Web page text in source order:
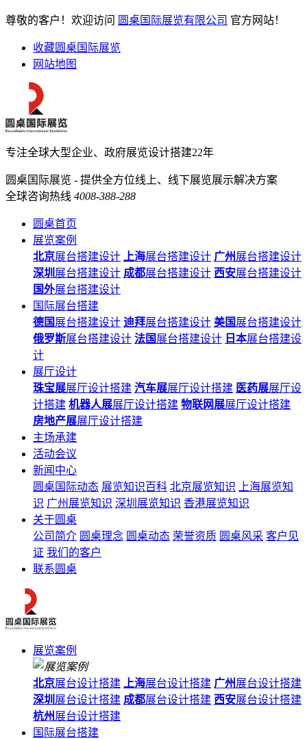
尊敬的客户！欢迎访问 圆桌国际展览有限公司 官方网站！
收藏圆桌国际展览
网站地图
专注全球大型企业、政府展览设计搭建22年
圆桌国际展览 - 提供全方位线上、线下展览展示解决方案
全球咨询热线 4008-388-288
圆桌首页
展览案例
北京展台搭建设计 上海展台搭建设计 广州展台搭建设计
深圳 展台搭建设计 成都展台搭建设计 西安展台搭建设计
国外展台搭建设计
国际展台搭建
德国 展台搭建设计 迪拜展台搭建设计 美国 展台搭建设计
俄罗斯展台搭建设计 法国 展台搭建设计 日本展台搭建设
计
展厅设计
珠宝展展厅设计搭建 汽车展展厅设计搭建 医药展展厅设
计搭建 机器人展展厅设计搭建 物联网展展厅设计搭建
房地产展展厅设计搭建
主场承建
活动会议
新闻中心
圆桌国际动态 展览知识百科 北京展览知识
上海展览知
识 广州展览知识 深圳展览知识 香港展览知识
关于圆桌
公司简介 圆桌理念 圆桌动态 荣誉资质 圆桌风采 客户见
证 我们的客户
联系圆桌
展览案例
北京展台设计搭建 上海展台设计搭建 广州展台设计搭建
深圳 展台设计搭建 成都展台设计搭建 西安展台设计搭建
杭州展台设计搭建
国际展台搭建